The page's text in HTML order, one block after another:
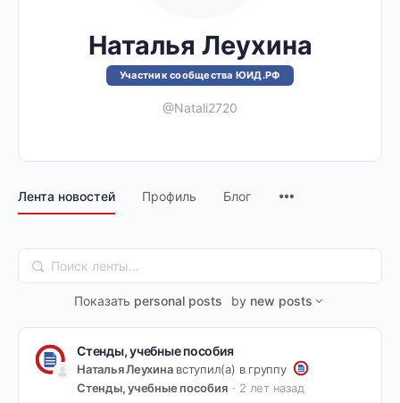
Наталья Леухина
Участник сообщества ЮИД.РФ
@Natali2720
Лента новостей Профиль Блог
Поиск
ленты…
Показать personal posts by new posts
Стенды, учебные пособия
Наталья Леухинавступил(а) в группу
Стенды, учебные пособия
2 лет назад